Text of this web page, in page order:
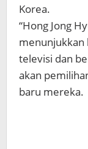
Korea.
“Hong Jong
menunjukkan
televisi dan
akan
baru mereka.